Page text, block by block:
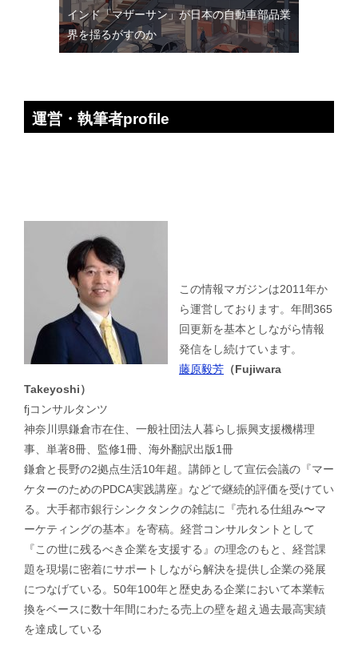
インド「マザーサン」が日本の自動車部品業
界を揺るがすのか
運営・執筆者profile
この情報マガジンは2011年か
ら運営しております。年間365
回更新を基本としながら情報
発信をし続けています。
藤原毅芳 （Fujiwara
Takeyoshi）
fjコンサルタンツ
神奈川県鎌倉市在住、一般社団法人暮らし振興支援機構理
事、単著8冊、監修1冊、海外翻訳出版1冊
鎌倉と長野の2拠点生活10年超。講師として宣伝会議の『マー
ケターのためのPDCA実践講座』などで継続的評価を受けてい
る。大手都市銀行シンクタンクの雑誌に『売れる仕組み〜マ
ーケティングの基本』を寄稿。経営コンサルタントとして
『この世に残るべき企業を支援する』の理念のもと、経営課
題を現場に密着にサポートしながら解決を提供し企業の発展
につなげている。50年100年と歴史ある企業において本業転
換をベースに数十年間にわたる売上の壁を超え過去最高実績
を達成している